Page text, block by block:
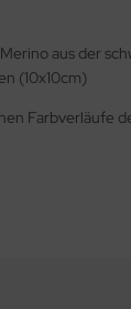
aus der
(10x10cm)
Farbverläufe